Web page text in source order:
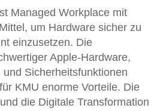
Managed Workplace mit
um Hardware sicher zu
einzusetzen. Die
Apple-Hardware,
Sicherheitsfunktionen
KMU enorme Vorteile. Die
die Digitale Transformation